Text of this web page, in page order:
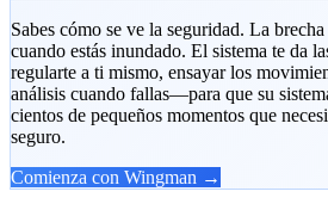
Sabes cómo se ve la seguridad. La
cuando estás inundado. El sistema te da
regularte a ti mismo, ensayar los
análisis cuando fallas—para que su
cientos de pequeños momentos que
seguro.
Comienza con Wingman →